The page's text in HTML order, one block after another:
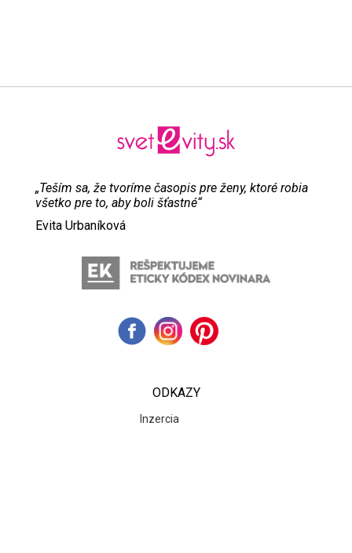
„Teším sa, že tvoríme časopis pre ženy, ktoré robia
všetko pre to, aby boli šťastné“
Evita Urbaníková
ODKAZY
Inzercia